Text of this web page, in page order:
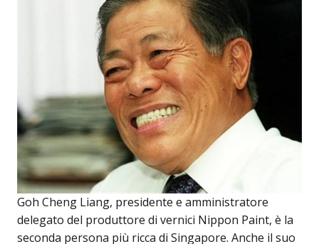
Goh Cheng Liang, presidente e amministratore
delegato del produttore di vernici Nippon Paint, è la
seconda persona più ricca di Singapore. Anche il suo